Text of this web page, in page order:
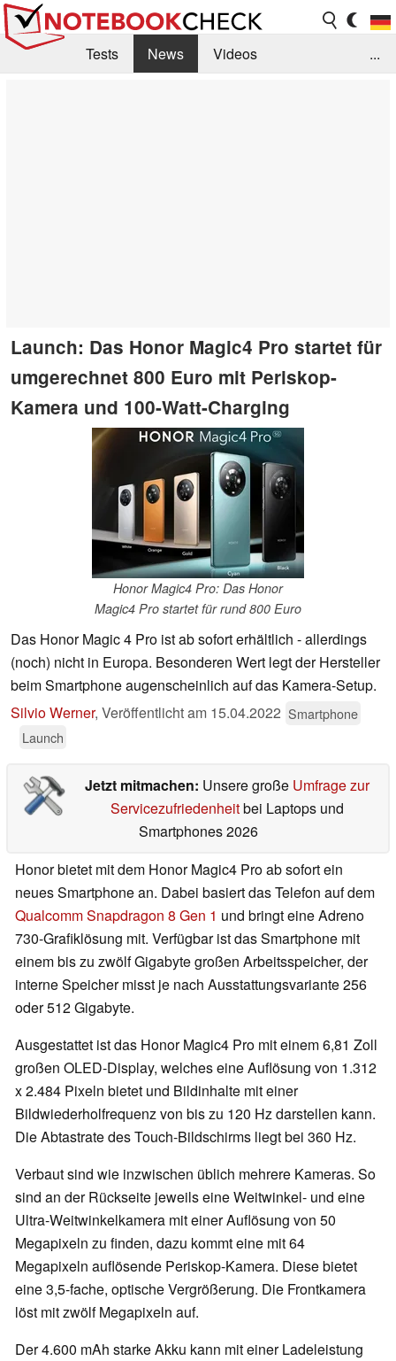
Tests News
Videos
...
Launch: Das Honor Magic4 Pro startet für
umgerechnet 800 Euro mit Periskop-
Kamera und 100-Watt-Charging
Honor Magic4 Pro: Das Honor
Magic4 Pro startet für rund 800 Euro
Das Honor Magic 4 Pro ist ab sofort erhältlich - allerdings
(noch) nicht in Europa. Besonderen Wert legt der Hersteller
beim Smartphone augenscheinlich auf das Kamera-Setup.
Silvio Werner, Veröffentlicht am 15.04.2022 Smartphone
Launch
Jetzt mitmachen: Unsere große Umfrage zur
Servicezufriedenheitbei Laptops und
Smartphones 2026
Honor bietet mit dem Honor Magic4 Pro ab sofort ein
neues Smartphone an. Dabei basiert das Telefon auf dem
Qualcomm Snapdragon 8 Gen 1 und bringt eine Adreno
730-Grafiklösung mit. Verfügbar ist das Smartphone mit
einem bis zu zwölf Gigabyte großen Arbeitsspeicher, der
interne Speicher misst je nach Ausstattungsvariante 256
oder 512 Gigabyte.
Ausgestattet ist das Honor Magic4 Pro mit einem 6,81 Zoll
großen OLED-Display, welches eine Auflösung von 1.312
x 2.484 Pixeln bietet und Bildinhalte mit einer
Bildwiederholfrequenz von bis zu 120 Hz darstellen kann.
Die Abtastrate des Touch-Bildschirms liegt bei 360 Hz.
Verbaut sind wie inzwischen üblich mehrere Kameras. So
sind an der Rückseite jeweils eine Weitwinkel- und eine
Ultra-Weitwinkelkamera mit einer Auflösung von 50
Megapixeln zu finden, dazu kommt eine mit 64
Megapixeln auflösende Periskop-Kamera. Diese bietet
eine 3,5-fache, optische Vergrößerung. Die Frontkamera
löst mit zwölf Megapixeln auf.
Der 4.600 mAh starke Akku kann mit einer Ladeleistung